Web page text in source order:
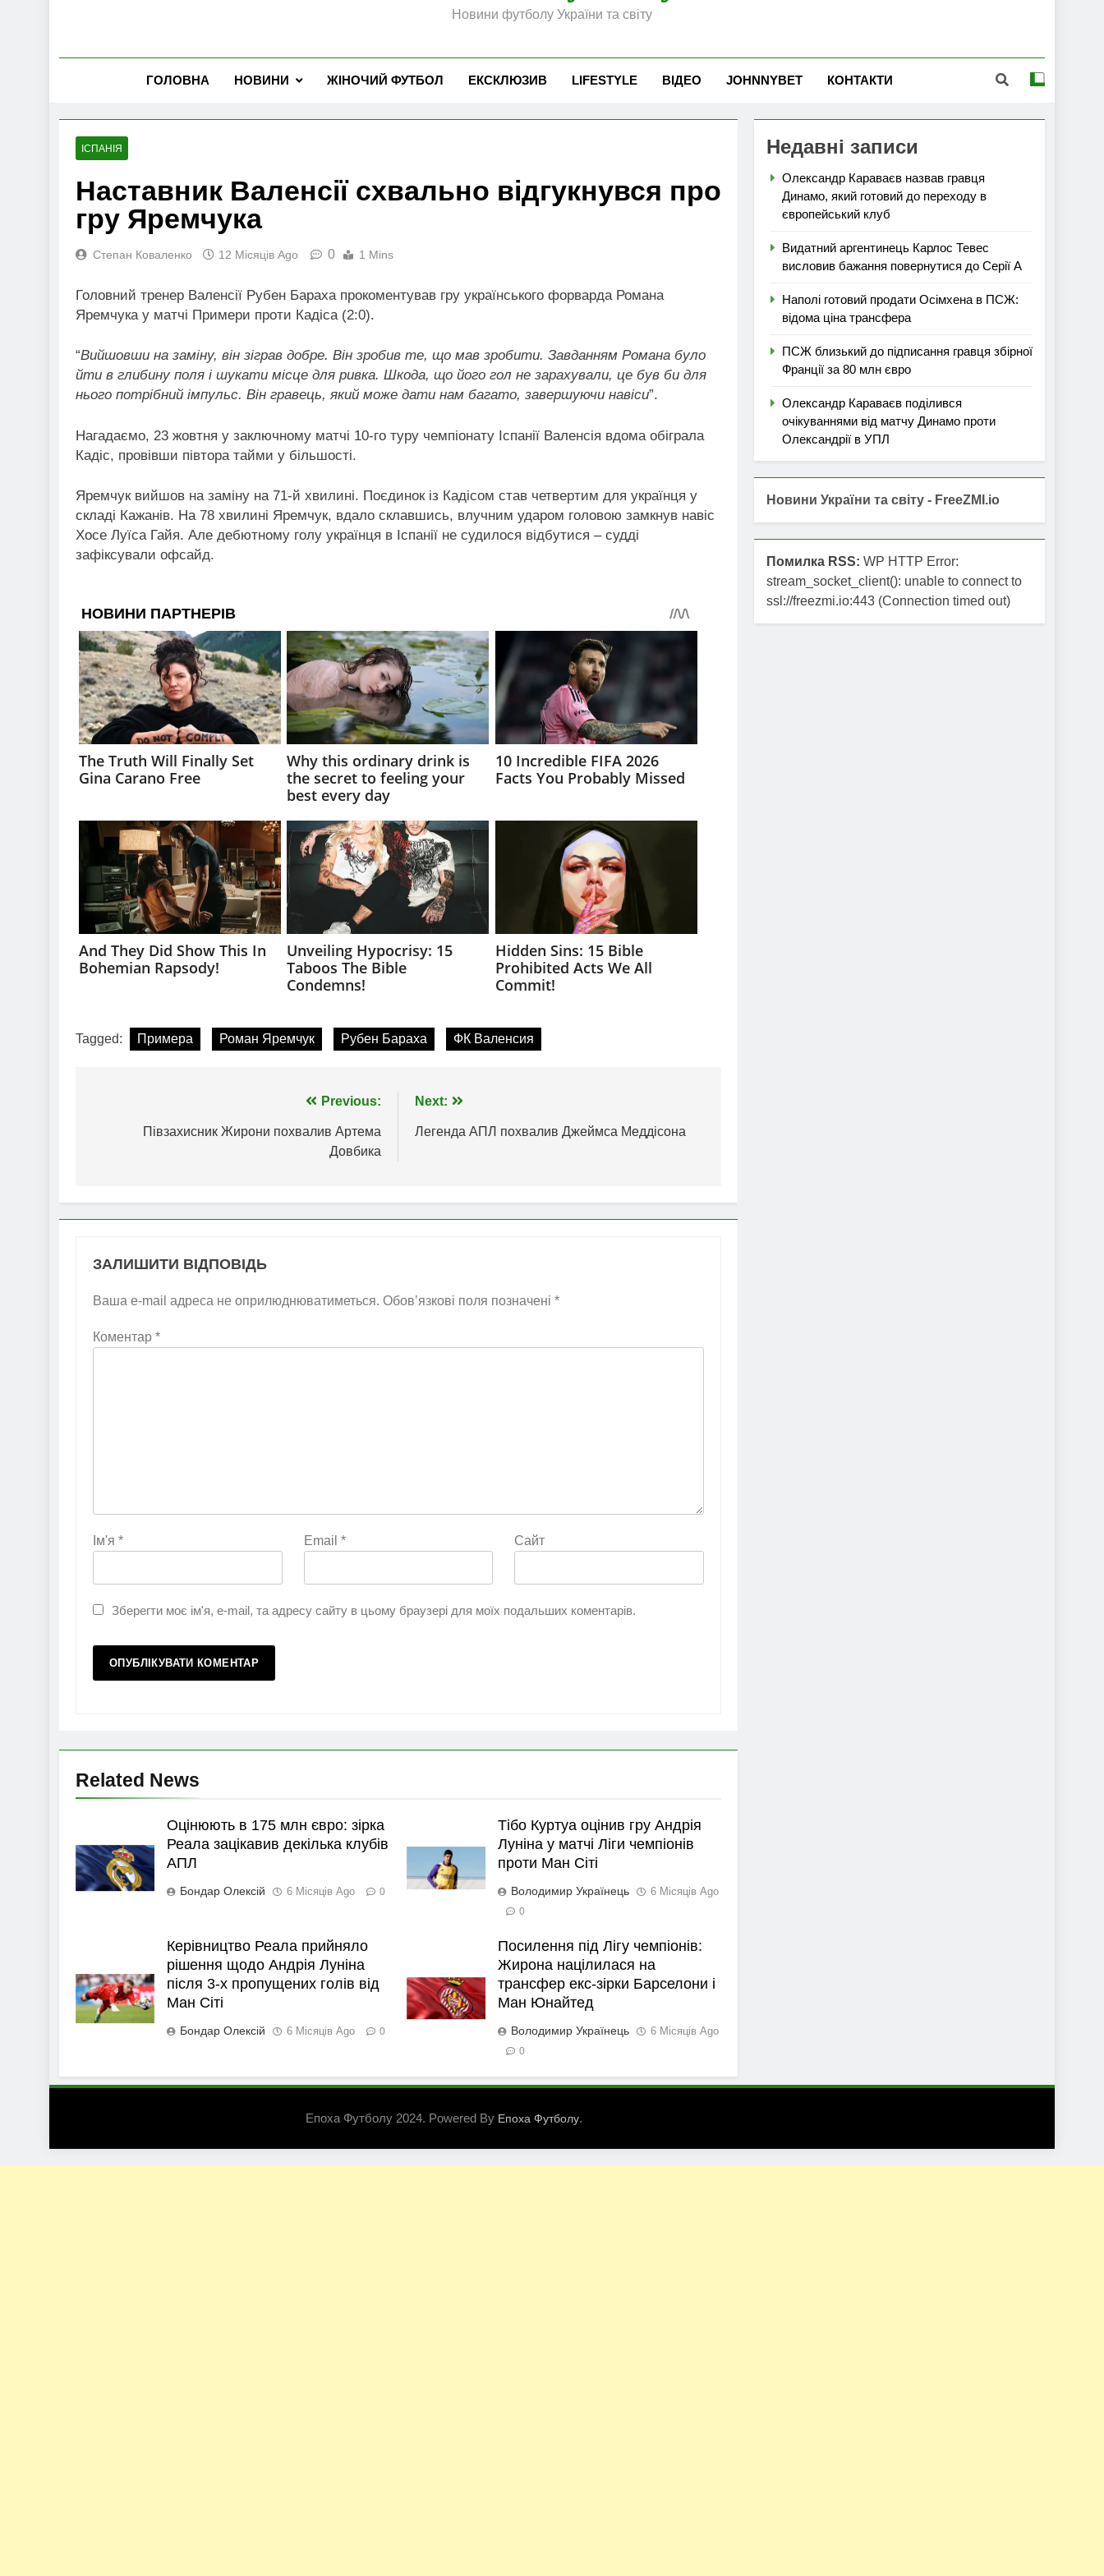
Новини футболу України та світу
ГОЛОВНА НОВИНИ ЖІНОЧИЙ ФУТБОЛ ЕКСКЛЮЗИВ LIFESTYLE ВІДЕО JOHNNYBET КОНТАКТИ
ІСПАНІЯ
Наставник Валенсії схвально відгукнувся про
гру Яремчука
Степан Коваленко 12 Місяців Ago 0 1 Mins
Головний тренер Валенсії Рубен Бараха прокоментував гру українського форварда Романа
Яремчука у матчі Примери проти Кадіса (2:0).
“Вийшовши на заміну, він зіграв добре. Він зробив те, що мав зробити. Завданням Романа було
йти в глибину поля і шукати місце для ривка. Шкода, що його гол не зарахували, це був би для
нього потрібний імпульс. Він гравець, який може дати нам багато, завершуючи навіси”.
Нагадаємо, 23 жовтня у заключному матчі 10-го туру чемпіонату Іспанії Валенсія вдома обіграла
Кадіс, провівши півтора тайми у більшості.
Яремчук вийшов на заміну на 71-й хвилині. Поєдинок із Кадісом став четвертим для українця у
складі Кажанів. На 78 хвилині Яремчук, вдало склавшись, влучним ударом головою замкнув навіс
Хосе Луїса Гайя. Але дебютному голу українця в Іспанії не судилося відбутися – судді
зафіксували офсайд.
Tagged: Примера Роман Яремчук Рубен Бараха ФК Валенсия
записів
Previous:
Півзахисник Жирони похвалив Артема
Довбика
Next:
Легенда АПЛ похвалив Джеймса Меддісона
ЗАЛИШИТИ ВІДПОВІДЬ
Ваша e-mail адреса не оприлюднюватиметься. Обов’язкові поля позначені *
Коментар *
Ім'я * Email * Сайт
Зберегти моє ім'я, e-mail, та адресу сайту в цьому браузері для моїх подальших коментарів.
Related News
Оцінюють в 175 млн євро: зірка
Реала зацікавив декілька клубів
АПЛ
Бондар Олексій 6 Місяців Ago 0
Тібо Куртуа оцінив гру Андрія
Луніна у матчі Ліги чемпіонів
проти Ман Сіті
Володимир Українець 6 Місяців Ago
0
Керівництво Реала прийняло
рішення щодо Андрія Луніна
після 3-х пропущених голів від
Ман Сіті
Бондар Олексій 6 Місяців Ago 0
Посилення під Лігу чемпіонів:
Жирона націлилася на
трансфер екс-зірки Барселони і
Ман Юнайтед
Володимир Українець 6 Місяців Ago
0
Недавні записи
Олександр Караваєв назвав гравця
Динамо, який готовий до переходу в
європейський клуб
Видатний аргентинець Карлос Тевес
висловив бажання повернутися до Серії А
Наполі готовий продати Осімхена в ПСЖ:
відома ціна трансфера
ПСЖ близький до підписання гравця збірної
Франції за 80 млн євро
Олександр Караваєв поділився
очікуваннями від матчу Динамо проти
Олександрії в УПЛ
Новини України та світу - FreeZMI.io
Помилка RSS: WP HTTP Error:
stream_socket_client(): unable to connect to
ssl://freezmi.io:443 (Connection timed out)
Епоха Футболу 2024. Powered By Епоха Футболу.